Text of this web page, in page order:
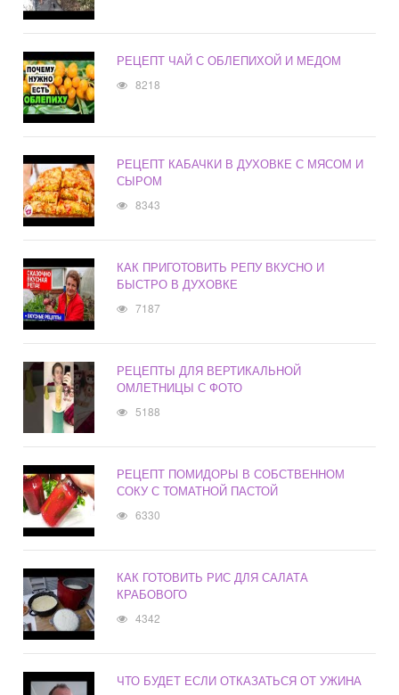
РЕЦЕПТ ЧАЙ С ОБЛЕПИХОЙ И МЕДОМ
8218
РЕЦЕПТ КАБАЧКИ В ДУХОВКЕ С МЯСОМ И
СЫРОМ
8343
КАК ПРИГОТОВИТЬ РЕПУ ВКУСНО И
БЫСТРО В ДУХОВКЕ
7187
РЕЦЕПТЫ ДЛЯ ВЕРТИКАЛЬНОЙ
ОМЛЕТНИЦЫ С ФОТО
5188
РЕЦЕПТ ПОМИДОРЫ В СОБСТВЕННОМ
СОКУ С ТОМАТНОЙ ПАСТОЙ
6330
КАК ГОТОВИТЬ РИС ДЛЯ САЛАТА
КРАБОВОГО
4342
ЧТО БУДЕТ ЕСЛИ ОТКАЗАТЬСЯ ОТ УЖИНА